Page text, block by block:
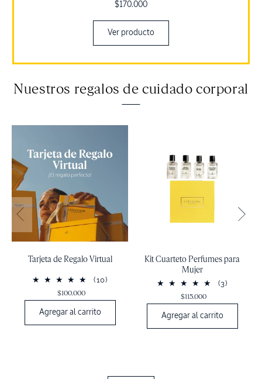
Precio
$170.000
Ver producto
Nuestros regalos de cuidado corporal
Tarjeta de Regalo Virtual
(10)
$100.000
Agregar al carrito
Kit Cuarteto Perfumes para
Mujer
(3)
$115.000
Agregar al carrito